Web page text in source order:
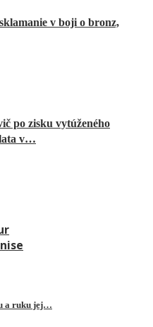
v boji o bronz,
po zisku vytúženého
v…
a ruku jej…